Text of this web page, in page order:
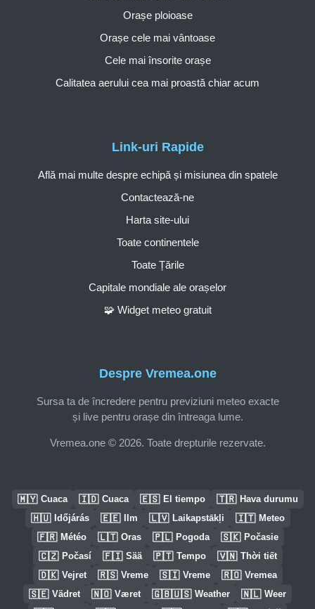
Despre Vremea.one
Sursa ta de încredere pentru previziuni meteo exacte
și live pentru orașe din întreaga lume.
Vremea.one © 2026. Toate drepturile rezervate.
Link-uri Rapide
Află mai multe despre echipă și misiunea din spatele
Contactează-ne
Harta site-ului
Toate continentele
Toate Țările
Capitale mondiale ale orașelor
🧩 Widget meteo gratuit
Orașe ploioase
Orașe cele mai vântoase
Cele mai însorite orașe
Calitatea aerului cea mai proastă chiar acum
🇲🇾 Cuaca 🇮🇩 Cuaca 🇪🇸 El tiempo 🇹🇷 Hava durumu
🇭🇺 Időjárás 🇪🇪 Ilm 🇱🇻 Laikapstākļi 🇮🇹 Meteo
🇫🇷 Météo 🇱🇹 Oras 🇵🇱 Pogoda 🇸🇰 Počasie
🇨🇿 Počasí 🇫🇮 Sää 🇵🇹 Tempo 🇻🇳 Thời tiết
🇩🇰 Vejret 🇷🇸 Vreme 🇸🇮 Vreme 🇷🇴 Vremea
🇸🇪 Vädret 🇳🇴 Været 🇬🇧🇺🇸 Weather 🇳🇱 Weer